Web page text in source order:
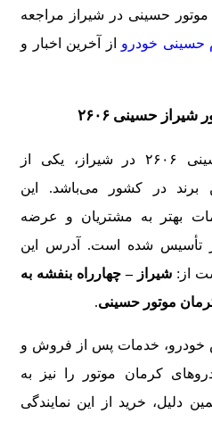
موتور حسینی در شیراز مراجعه
حسینی خودرو از آخرین اخبار و
حسینی ۲۶۰۶
نمایندگی کرمان موتور حسینی ۲۶۰۶ در شیراز، یکی از
برند در کشور می‌باشد. این
بهتر به مشتریان و عرضه
تأسیس شده است. آدرس این
از: شیراز – چهارراه بنفشه به
موتور حسینی.
خودرو، خدمات پس از فروش و
کرمان موتور را نیز به
دلیل، خرید از این نمایندگی